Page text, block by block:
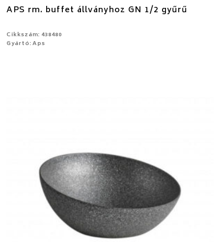
APS rm. buffet állványhoz GN 1/2 gyűrű
Cikkszám: 438480
Gyártó: Aps